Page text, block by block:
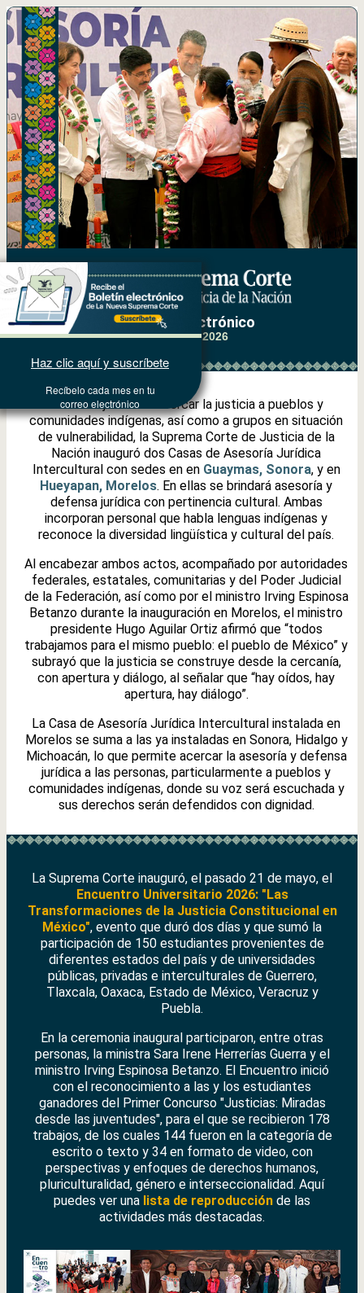
Haz clic aquí y suscríbete
Recíbelo cada mes en tu
correo electrónico
Boletín electrónico
mayo de 2026
Con el objetivo de acercar la justicia a pueblos y
comunidades indígenas, así como a grupos en situación
de vulnerabilidad, la Suprema Corte de Justicia de la
Nación inauguró dos Casas de Asesoría Jurídica
Intercultural con sedes en en Guaymas, Sonora, y en
Hueyapan, Morelos. En ellas se brindará asesoría y
defensa jurídica con pertinencia cultural. Ambas
incorporan personal que habla lenguas indígenas y
reconoce la diversidad lingüística y cultural del país.
Al encabezar ambos actos, acompañado por autoridades
federales, estatales, comunitarias y del Poder Judicial
de la Federación, así como por el ministro Irving Espinosa
Betanzo durante la inauguración en Morelos, el ministro
presidente Hugo Aguilar Ortiz afirmó que “todos
trabajamos para el mismo pueblo: el pueblo de México” y
subrayó que la justicia se construye desde la cercanía,
con apertura y diálogo, al señalar que “hay oídos, hay
apertura, hay diálogo”.
La Casa de Asesoría Jurídica Intercultural instalada en
Morelos se suma a las ya instaladas en Sonora, Hidalgo y
Michoacán, lo que permite acercar la asesoría y defensa
jurídica a las personas, particularmente a pueblos y
comunidades indígenas, donde su voz será escuchada y
sus derechos serán defendidos con dignidad.
La Suprema Corte inauguró, el pasado 21 de mayo, el
Encuentro Universitario 2026: "Las
Transformaciones de la Justicia Constitucional en
México", evento que duró dos días y que sumó la
participación de 150 estudiantes provenientes de
diferentes estados del país y de universidades
públicas, privadas e interculturales de Guerrero,
Tlaxcala, Oaxaca, Estado de México, Veracruz y
Puebla.
En la ceremonia inaugural participaron, entre otras
personas, la ministra Sara Irene Herrerías Guerra y el
ministro Irving Espinosa Betanzo. El Encuentro inició
con el reconocimiento a las y los estudiantes
ganadores del Primer Concurso "Justicias: Miradas
desde las juventudes", para el que se recibieron 178
trabajos, de los cuales 144 fueron en la categoría de
escrito o texto y 34 en formato de video, con
perspectivas y enfoques de derechos humanos,
pluriculturalidad, género e interseccionalidad. Aquí
puedes ver una lista de reproducción de las
actividades más destacadas.